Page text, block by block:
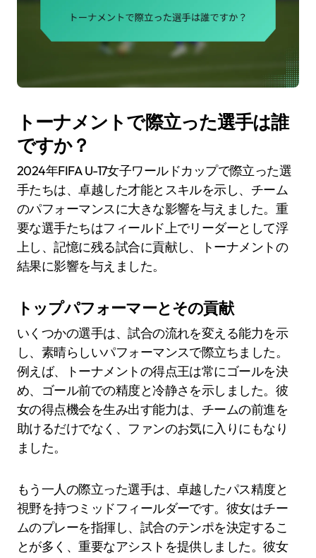
トーナメントで際立った選手は誰
ですか？
2024年FIFA U-17女子ワールドカップで際立った選
手たちは、卓越した才能とスキルを示し、チーム
のパフォーマンスに大きな影響を与えました。重
要な選手たちはフィールド上でリーダーとして浮
上し、記憶に残る試合に貢献し、トーナメントの
結果に影響を与えました。
トップパフォーマーとその貢献
いくつかの選手は、試合の流れを変える能力を示
し、素晴らしいパフォーマンスで際立ちました。
例えば、トーナメントの得点王は常にゴールを決
め、ゴール前での精度と冷静さを示しました。彼
女の得点機会を生み出す能力は、チームの前進を
助けるだけでなく、ファンのお気に入りにもなり
ました。
もう一人の際立った選手は、卓越したパス精度と
視野を持つミッドフィールダーです。彼女はチー
ムのプレーを指揮し、試合のテンポを決定するこ
とが多く、重要なアシストを提供しました。彼女